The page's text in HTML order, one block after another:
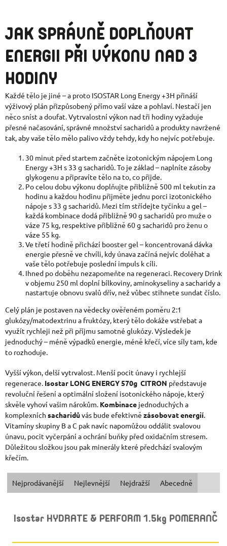
JAK SPRÁVNĚ DOPLŇOVAT
ENERGII PŘI VÝKONU NAD 3
HODINY
Každé tělo je jiné – a proto ISOSTAR Long Energy +3H přináší
výživový plán přizpůsobený přímo vaší váze a pohlaví. Nestačí jen
něco sníst a doufat. Vytrvalostní výkon nad tři hodiny vyžaduje
přesné načasování, správné množství sacharidů a produkty navržené
tak, aby vaše tělo mělo palivo vždy tehdy, kdy ho nejvíc potřebuje.
30 minut před startem začněte izotonickým nápojem Long
Energy +3H s 33 g sacharidů. To je základ – naplníte zásoby
glykogenu a připravíte tělo na to, co přijde.
Po celou dobu výkonu doplňujte přibližně 500 ml tekutin za
hodinu a každou hodinu přijměte jednu porci izotonického
nápoje s 33 g sacharidů. Mezi tím střídejte tyčinku a gel –
každá kombinace dodá přibližně 90 g sacharidů pro muže o
váze 75 kg, respektive přibližně 60 g sacharidů pro ženu o
váze 55 kg.
Ve třetí hodině přichází booster gel – koncentrovaná dávka
energie přesně ve chvíli, kdy únava začíná nejvíc doléhat a
vaše tělo potřebuje poslední impuls k cíli.
Ihned po doběhu nezapomeňte na regeneraci. Recovery Drink
v objemu 250 ml doplní bílkoviny, aminokyseliny a sacharidy a
nastartuje obnovu svalů dřív, než vůbec stihnete sundat číslo.
Celý plán je postaven na vědecky ověřeném poměru 2:1
glukózy/matodextrinu a fruktózy, který tělo dokáže vstřebat a
využít rychleji než při příjmu samotné glukózy. Výsledek je
jednoduchý – méně výpadků energie, méně křečí, více síly tam, kde
to rozhoduje.
Vyšší výkon, delší vytrvalost. Menší pocit únavy i rychlejší
regenerace. Isostar LONG ENERGY 570g CITRON představuje
revoluční řešení a optimální složení isotonického nápoje, který
skvěle vyhoví vašim nárokům. Kombinace jednoduchých a
komplexních sacharidůvás bude efektivně zásobovatenergií.
Vitamíny skupiny B a C pak navíc napomůžou oddálit svalovou
únavu, pocit vyčerpání a ochrání buňky před oxidačním stresem.
Důležitou složkou jsou pak minerály které předchází svalovým
křečím.
Ř
Z
Nejprodávanější Nejlevnější Nejdražší Abecedně
VIsostar HYDRATE & PERFORM 1.5kg POMERANČ